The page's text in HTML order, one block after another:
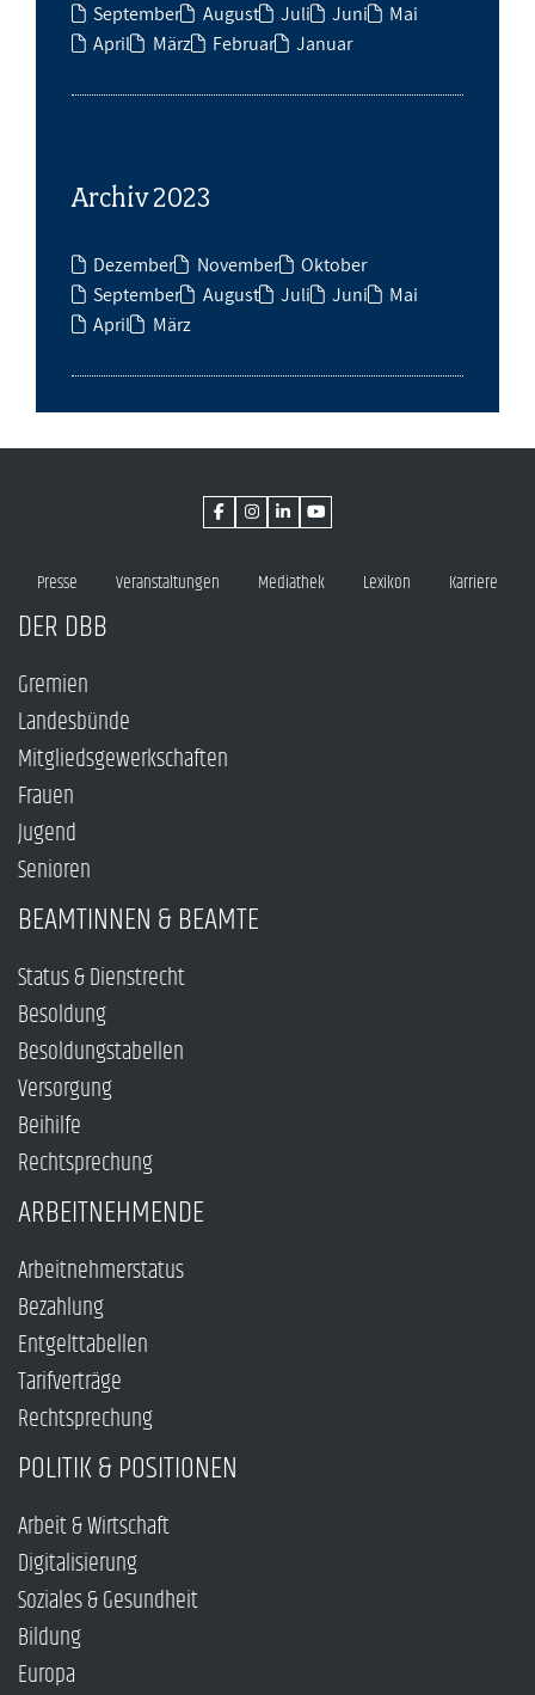
September
August Juli Juni
Mai
April
März Februar Januar
Archiv 2023
Dezember November
Oktober
September
August Juli Juni
Mai
April
März
Presse Veranstaltungen Mediathek Lexikon Karriere
DER DBB
Gremien
Landesbünde
Mitgliedsgewerkschaften
Frauen
Jugend
Senioren
BEAMTINNEN & BEAMTE
Status & Dienstrecht
Besoldung
Besoldungstabellen
Versorgung
Beihilfe
Rechtsprechung
ARBEITNEHMENDE
Arbeitnehmerstatus
Bezahlung
Entgelttabellen
Tarifverträge
Rechtsprechung
POLITIK & POSITIONEN
Arbeit & Wirtschaft
Digitalisierung
Soziales & Gesundheit
Bildung
Europa